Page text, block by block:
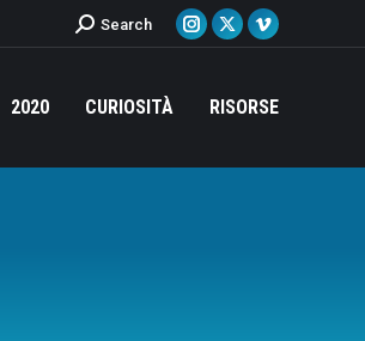
Cerca:Search
Instagram
opens
new
X
opens
new
Vimeo
opens
new
2020 CURIOSITÀ RISORSE